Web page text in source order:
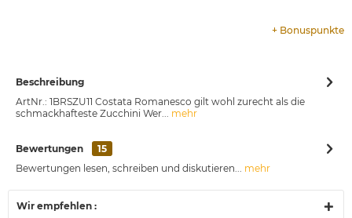
+ Bonuspunkte
Beschreibung
ArtNr.: 1BRSZU11 Costata Romanesco gilt wohl zurecht als die
schmackhafteste Zucchini Wer... mehr
Bewertungen
15
Bewertungen lesen, schreiben und diskutieren... mehr
Wir empfehlen :